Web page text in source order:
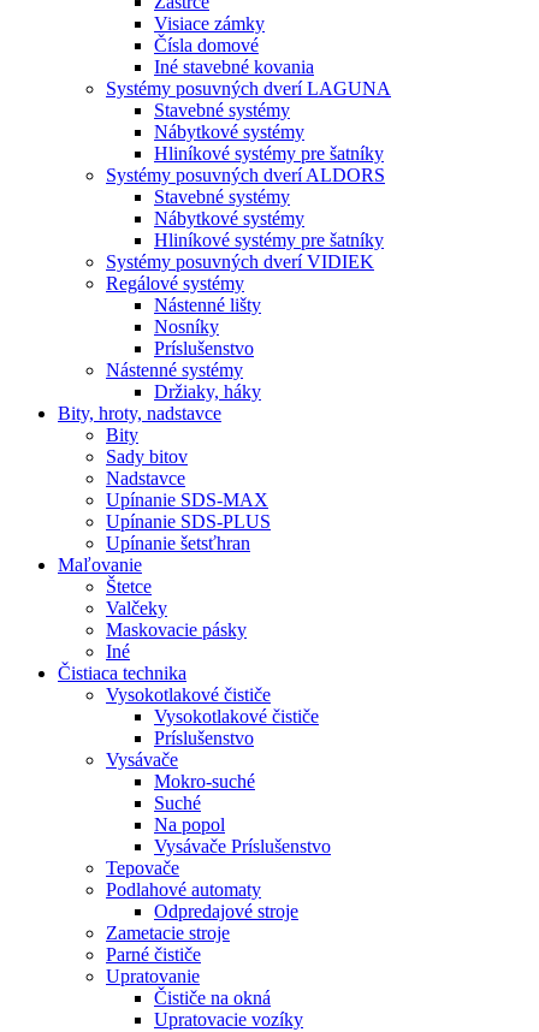
Visiace zámky
Čísla domové
Iné stavebné kovania
Systémy posuvných dverí LAGUNA
Stavebné systémy
Nábytkové systémy
Hliníkové systémy pre šatníky
Systémy posuvných dverí ALDORS
Stavebné systémy
Nábytkové systémy
Hliníkové systémy pre šatníky
Systémy posuvných dverí VIDIEK
Regálové systémy
Nástenné lišty
Nosníky
Príslušenstvo
Nástenné systémy
Držiaky, háky
Bity, hroty, nadstavce
Bity
Sady bitov
Nadstavce
Upínanie SDS-MAX
Upínanie SDS-PLUS
Upínanie šetsťhran
Maľovanie
Štetce
Valčeky
Maskovacie pásky
Iné
Čistiaca technika
Vysokotlakové čističe
Vysokotlakové čističe
Príslušenstvo
Vysávače
Mokro-suché
Suché
Na popol
Vysávače Príslušenstvo
Tepovače
Podlahové automaty
Odpredajové stroje
Zametacie stroje
Parné čističe
Upratovanie
Čističe na okná
Upratovacie vozíky